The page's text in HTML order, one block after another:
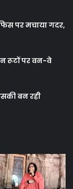
पर मचाया गदर,
रूटों पर वन-वे
बन रही